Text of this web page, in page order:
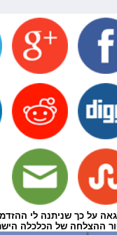
על כך שניתנה לי
ההצלחה של הכלכלה